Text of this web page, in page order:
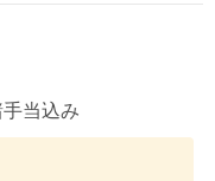
当込み